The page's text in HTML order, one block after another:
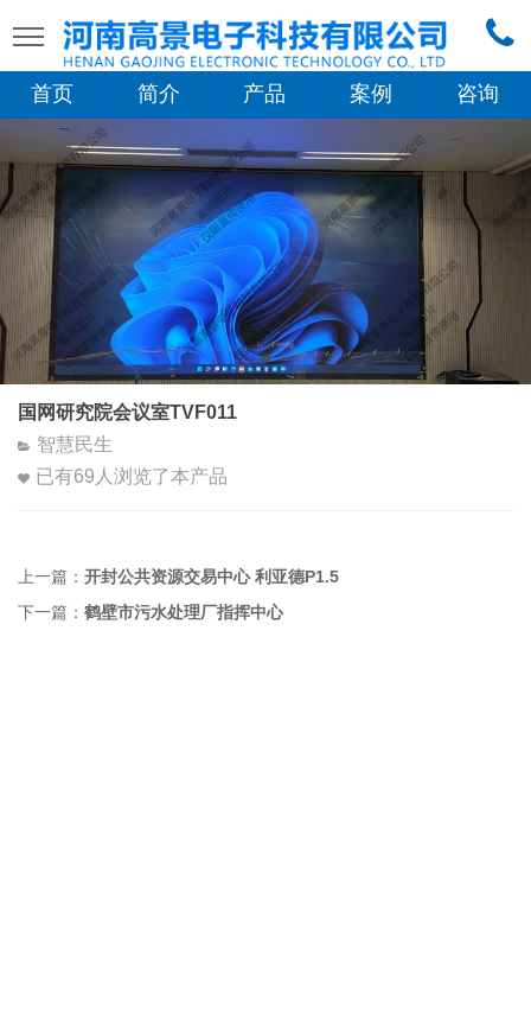
首页 简介 产品 案例 咨询
国网研究院会议室TVF011
智慧民生
已有69 人浏览了本产品
上一篇： 开封公共资源交易中心 利亚德P1.5
下一篇： 鹤壁市污水处理厂指挥中心